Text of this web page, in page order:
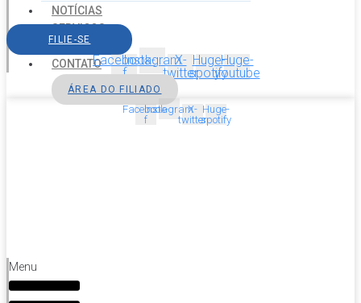
NOTÍCIAS
SERVIÇOS
AGENDA
CONTATO
FILIE-SE
Facebook-
f
InstagramX-
twitter
Huge-
spotify
Huge-
youtube
ÁREA DO FILIADO
Facebook-
f
InstagramX-
twitter
Huge-
spotify
Menu